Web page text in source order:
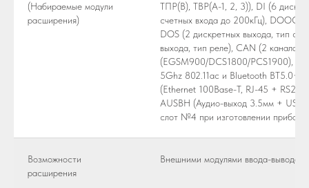
(Набираемые модули
расширения)
ТПР(B), ТВР(A-1, 2, 3)), DI (6
счетных входа до 200кГц), DOOC
DOS (2 дискретных выхода, тип
выхода, тип реле), CAN (2 канала
(EGSM900/DCS1800/PCS1900),
5Ghz 802.11ac и Bluetooth BT5.0+
(Ethernet 100Base-T, RJ-45 +
AUSBH (Аудио-выход 3.5мм + USB
слот №4 при изготовлении прибора.
Возможности
расширения
Внешними модулями ввода-вывода